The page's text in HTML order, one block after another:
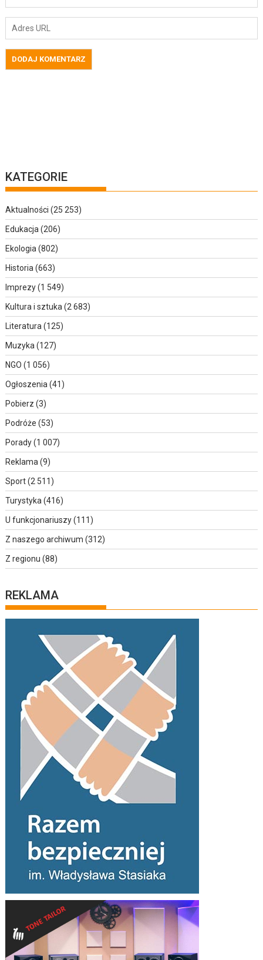
KATEGORIE
Aktualności (25 253)
Edukacja(206)
Ekologia(802)
Historia(663)
Imprezy(1 549)
Kultura i sztuka(2 683)
Literatura(125)
Muzyka(127)
NGO (1 056)
Ogłoszenia(41)
Pobierz (3)
Podróże (53)
Porady(1 007)
Reklama(9)
Sport(2 511)
Turystyka(416)
U funkcjonariuszy(111)
Z naszego archiwum (312)
Z regionu (88)
REKLAMA